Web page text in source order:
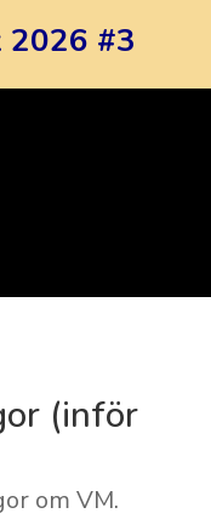
2026 #3
(inför
om VM.